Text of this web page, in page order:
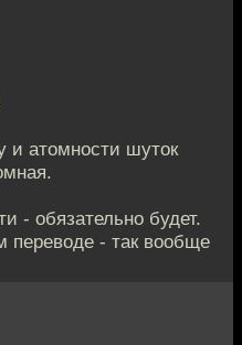
и атомности шуток
- обязательно будет.
- так вообще